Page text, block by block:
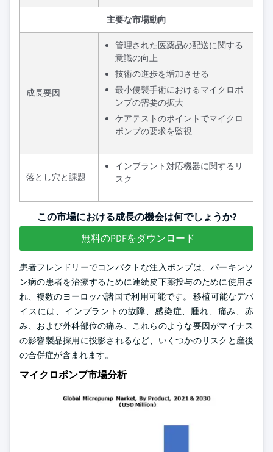
主要な市場動向
成長要因
管理された医薬品の配送に関する
意識の向上
技術の進歩を増加させる
最小侵襲手術におけるマイクロポ
ンプの需要の拡大
ケアテストのポイントでマイクロ
ポンプの要求を監視
落とし穴と課題
インプラント対応機器に関するリ
スク
この市場における成長の機会は何でしょうか?
無料のPDFをダウンロード
患者フレンドリーでコンパクトな注入ポンプは、パーキンソ
ン病の患者を治療するために連続皮下薬投与のために使用さ
れ、複数のヨーロッパ諸国で利用可能です。 移植可能なデバ
イスには、インプラントの故障、感染症、腫れ、痛み、赤
み、および外科部位の痛み、これらのような要因がマイナス
の影響製品採用に投影されるなど、いくつかのリスクと産後
の合併症が含まれます。
マイクロポンプ市場分析